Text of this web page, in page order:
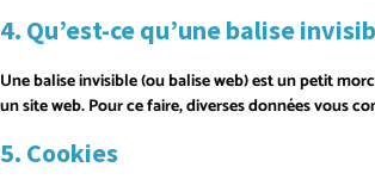
4. Qu’est-ce qu’une balise
Une balise invisible (ou balise web) est un petit
un site web. Pour ce faire, diverses données vous
5. Cookies